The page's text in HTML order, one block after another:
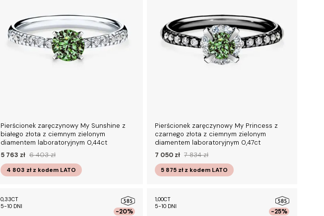
Pierścionek zaręczynowy My Sunshine z
białego złota z ciemnym zielonym
diamentem laboratoryjnym 0,44ct
5 763 zł 6 403 zł
4 803 zł z kodem LATO
Pierścionek zaręczynowy My Princess z
czarnego złota z ciemnym zielonym
diamentem laboratoryjnym 0,47ct
7 050 zł 7 834 zł
5 875 zł z kodem LATO
-20%
0,33CT
5-10 DNI
-25%
1,00CT
5-10 DNI